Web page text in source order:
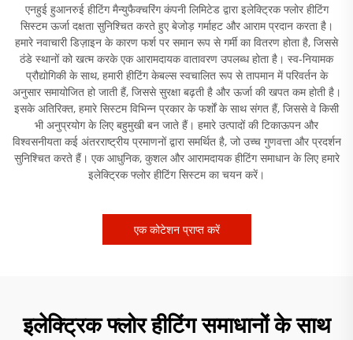
एनहुई हुआनरुई हीटिंग मैन्युफैक्चरिंग कंपनी लिमिटेड द्वारा इलेक्ट्रिक फ्लोर हीटिंग
सिस्टम ऊर्जा दक्षता सुनिश्चित करते हुए बेजोड़ गर्माहट और आराम प्रदान करता है।
हमारे नवाचारी डिज़ाइन के कारण फर्श पर समान रूप से गर्मी का वितरण होता है, जिससे
ठंडे स्थानों को खत्म करके एक आरामदायक वातावरण उपलब्ध होता है। स्व-नियामक
प्रौद्योगिकी के साथ, हमारी हीटिंग केबल्स स्वचालित रूप से तापमान में परिवर्तन के
अनुसार समायोजित हो जाती हैं, जिससे सुरक्षा बढ़ती है और ऊर्जा की खपत कम होती है।
इसके अतिरिक्त, हमारे सिस्टम विभिन्न प्रकार के फर्शों के साथ संगत हैं, जिससे वे किसी
भी अनुप्रयोग के लिए बहुमुखी बन जाते हैं। हमारे उत्पादों की टिकाऊपन और
विश्वसनीयता कई अंतरराष्ट्रीय प्रमाणनों द्वारा समर्थित है, जो उच्च गुणवत्ता और प्रदर्शन
सुनिश्चित करते हैं। एक आधुनिक, कुशल और आरामदायक हीटिंग समाधान के लिए हमारे
इलेक्ट्रिक फ्लोर हीटिंग सिस्टम का चयन करें।
एक कोटेशन प्राप्त करें
इलेक्ट्रिक फ्लोर हीटिंग समाधानों के साथ